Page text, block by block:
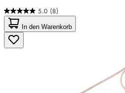
5.0 (8)
5.0
von
5
Sternen.
8
In den Warenkorb